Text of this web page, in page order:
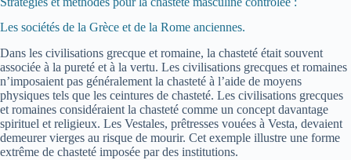
Les sociétés de la Grèce et de la Rome anciennes.
Dans les civilisations grecque et romaine, la chasteté était souvent
associée à la pureté et à la vertu. Les civilisations grecques et romaines
n’imposaient pas généralement la chasteté à l’aide de moyens
physiques tels que les ceintures de chasteté. Les civilisations grecques
et romaines considéraient la chasteté comme un concept davantage
spirituel et religieux. Les Vestales, prêtresses vouées à Vesta, devaient
demeurer vierges au risque de mourir. Cet exemple illustre une forme
extrême de chasteté imposée par des institutions.